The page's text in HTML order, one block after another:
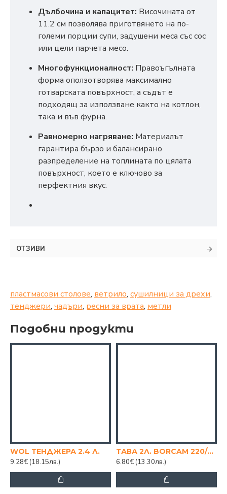
Дълбочина и капацитет: Височината от
11.2 см позволява приготвянето на по-
големи порции супи, задушени меса със сос
или цели парчета месо.
Многофункционалност: Правоъгълната
форма оползотворява максимално
готварската повърхност, а съдът е
подходящ за използване както на котлон,
така и във фурна.
Равномерно нагряване: Материалът
гарантира бързо и балансирано
разпределение на топлината по цялата
повърхност, което е ключово за
перфектния вкус.
ОТЗИВИ
пластмасови столове, ветрило, сушилници за дрехи,
тенджери, чадъри, ресни за врата, метли
Подобни продукти
WOL ТЕНДЖЕРА 2.4 Л.
9.28€ (18.15лв.)
ТАВА 2Л. BORCAM 220/256 ММ.
6.80€ (13.30лв.)